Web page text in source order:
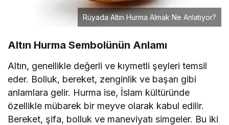
Rüyada Altın Hurma Almak Ne Anlatıyor?
Altın Hurma Sembolünün Anlamı
Altın, genellikle değerli ve kıymetli şeyleri temsil
eder. Bolluk, bereket, zenginlik ve başarı gibi
anlamlara gelir. Hurma ise, İslam kültüründe
özellikle mübarek bir meyve olarak kabul edilir.
Bereket, şifa, bolluk ve maneviyatı simgeler. Bu iki